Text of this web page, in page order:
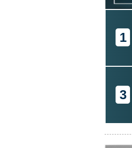
1
3